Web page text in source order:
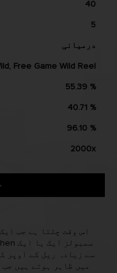
40
5
درمیانی
Free Game Wild Reel
55.39 %
40.71 %
96.10 %
2000x
میں ظاہر ہوتے ہیں جب